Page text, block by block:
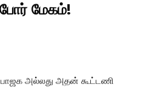
மேகம்!
அல்லது அதன் கூட்டணி